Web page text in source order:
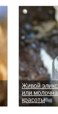
Живой
или
красоты